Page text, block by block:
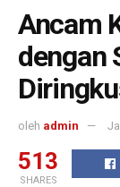
Ancam
dengan
oleh admin
513
SHARES